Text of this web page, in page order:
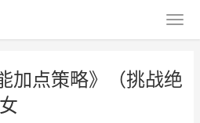
加点策略》（挑战绝